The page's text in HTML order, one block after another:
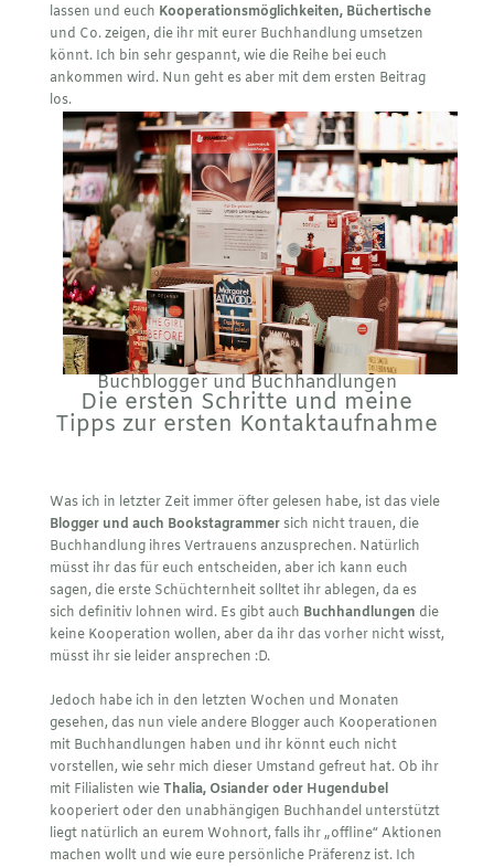
lassen und euch Kooperationsmöglichkeiten, Büchertische
und Co. zeigen, die ihr mit eurer Buchhandlung umsetzen
könnt. Ich bin sehr gespannt, wie die Reihe bei euch
ankommen wird. Nun geht es aber mit dem ersten Beitrag
los.
Buchblogger und Buchhandlungen
Die ersten Schritte und meine
Tipps zur ersten Kontaktaufnahme
Was ich in letzter Zeit immer öfter gelesen habe, ist das viele
Blogger und auch Bookstagrammersich nicht trauen, die
Buchhandlung ihres Vertrauens anzusprechen. Natürlich
müsst ihr das für euch entscheiden, aber ich kann euch
sagen, die erste Schüchternheit solltet ihr ablegen, da es
sich definitiv lohnen wird. Es gibt auch Buchhandlungen die
keine Kooperation wollen, aber da ihr das vorher nicht wisst,
müsst ihr sie leider ansprechen :D.
Jedoch habe ich in den letzten Wochen und Monaten
gesehen, das nun viele andere Blogger auch Kooperationen
mit Buchhandlungen haben und ihr könnt euch nicht
vorstellen, wie sehr mich dieser Umstand gefreut hat. Ob ihr
mit Filialisten wieThalia, Osiander oder Hugendubel
kooperiert oder den unabhängigen Buchhandel unterstützt
liegt natürlich an eurem Wohnort, falls ihr „offline“ Aktionen
machen wollt und wie eure persönliche Präferenz ist. Ich